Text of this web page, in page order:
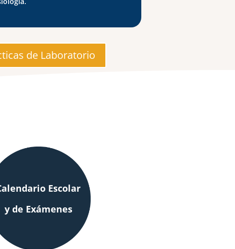
de Laboratorio
Escolar
y de Exámenes